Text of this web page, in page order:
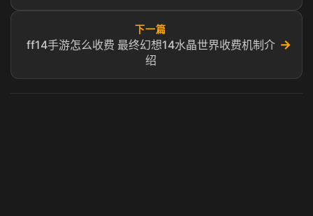
下一篇
ff14手游怎么收费 最终幻想14水晶世界​收费机制介
绍
→